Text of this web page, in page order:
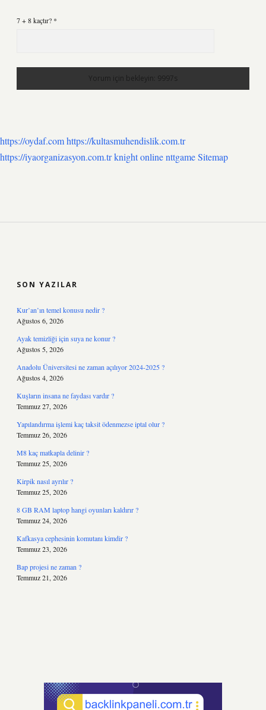
7 + 8 kaçtır? *
https://oydaf.comhttps://kultasmuhendislik.com.tr
https://iyaorganizasyon.com.trknight onlinenttgameSitemap
SON YAZILAR
Kur’an’ın temel konusu nedir ?
Ağustos 6, 2026
Ayak temizliği için suya ne konur ?
Ağustos 5, 2026
Anadolu Üniversitesi ne zaman açılıyor 2024-2025 ?
Ağustos 4, 2026
Kuşların insana ne faydası vardır ?
Temmuz 27, 2026
Yapılandırma işlemi kaç taksit ödenmezse iptal olur ?
Temmuz 26, 2026
M8 kaç matkapla delinir ?
Temmuz 25, 2026
Kirpik nasıl ayrılır ?
Temmuz 25, 2026
8 GB RAM laptop hangi oyunları kaldırır ?
Temmuz 24, 2026
Kafkasya cephesinin komutanı kimdir ?
Temmuz 23, 2026
Bap projesi ne zaman ?
Temmuz 21, 2026